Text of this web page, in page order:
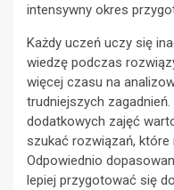
intensywny okres
Każdy uczeń uczy się
wiedzę podczas
więcej czasu na
trudniejszych
dodatkowych zajęć
szukać rozwiązań, które
Odpowiednio
lepiej przygotować się